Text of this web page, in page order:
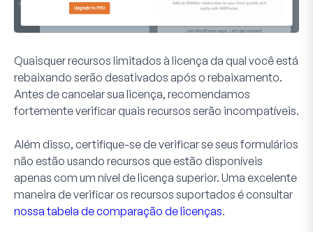
Quaisquer recursos limitados à licença da qual você está
rebaixando serão desativados após o rebaixamento.
Antes de cancelar sua licença, recomendamos
fortemente verificar quais recursos serão incompatíveis.
Além disso, certifique-se de verificar se seus formulários
não estão usando recursos que estão disponíveis
apenas com um nível de licença superior. Uma excelente
maneira de verificar os recursos suportados é consultar
nossa tabela de comparação de licenças.